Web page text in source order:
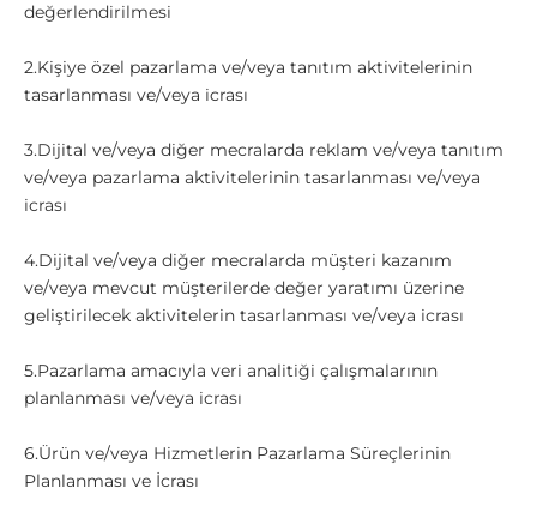
değerlendirilmesi
2.Kişiye özel pazarlama ve/veya tanıtım aktivitelerinin
tasarlanması ve/veya icrası
3.Dijital ve/veya diğer mecralarda reklam ve/veya tanıtım
ve/veya pazarlama aktivitelerinin tasarlanması ve/veya
icrası
4.Dijital ve/veya diğer mecralarda müşteri kazanım
ve/veya mevcut müşterilerde değer yaratımı üzerine
geliştirilecek aktivitelerin tasarlanması ve/veya icrası
5.Pazarlama amacıyla veri analitiği çalışmalarının
planlanması ve/veya icrası
6.Ürün ve/veya Hizmetlerin Pazarlama Süreçlerinin
Planlanması ve İcrası